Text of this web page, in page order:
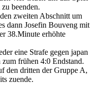
beenden.
zweiten Abschnitt um
dann Josefin Bouveng mit
38.Minute erhöhte
eine Strafe gegen japan
frühen 4:0 Endstand.
den dritten der Gruppe A,
zuende.